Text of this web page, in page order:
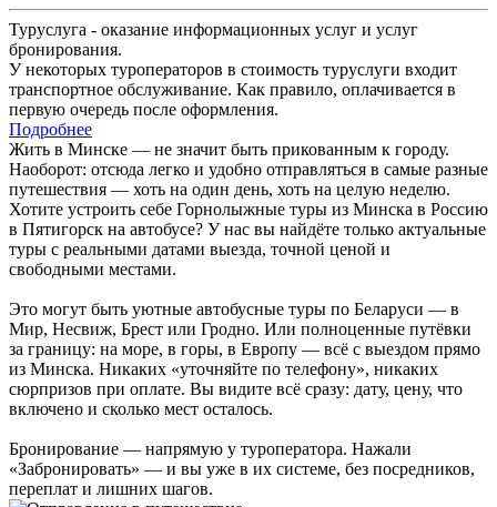
Туруслуга - оказание информационных услуг и услуг
бронирования.
У некоторых туроператоров в стоимость туруслуги входит
транспортное обслуживание. Как правило, оплачивается в
первую очередь после оформления.
Подробнее
Жить в Минске — не значит быть прикованным к городу.
Наоборот: отсюда легко и удобно отправляться в самые разные
путешествия — хоть на один день, хоть на целую неделю.
Хотите устроить себе Горнолыжные туры из Минска в Россию
в Пятигорск на автобусе? У нас вы найдёте только актуальные
туры с реальными датами выезда, точной ценой и
свободными местами.
Это могут быть уютные автобусные туры по Беларуси — в
Мир, Несвиж, Брест или Гродно. Или полноценные путёвки
за границу: на море, в горы, в Европу — всё с выездом прямо
из Минска. Никаких «уточняйте по телефону», никаких
сюрпризов при оплате. Вы видите всё сразу: дату, цену, что
включено и сколько мест осталось.
Бронирование — напрямую у туроператора. Нажали
«Забронировать» — и вы уже в их системе, без посредников,
переплат и лишних шагов.